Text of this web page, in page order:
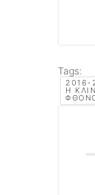
Tags:
Η